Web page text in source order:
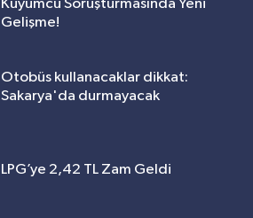
Kuyumcu Soruşturmasında Yeni
Gelişme!
Otobüs kullanacaklar dikkat:
Sakarya'da durmayacak
LPG’ye 2,42 TL Zam Geldi